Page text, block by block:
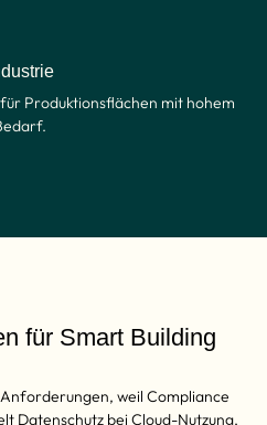
Produktionsflächen mit hohem
für Smart Building
weil Compliance
Datenschutz bei Cloud-Nutzung,